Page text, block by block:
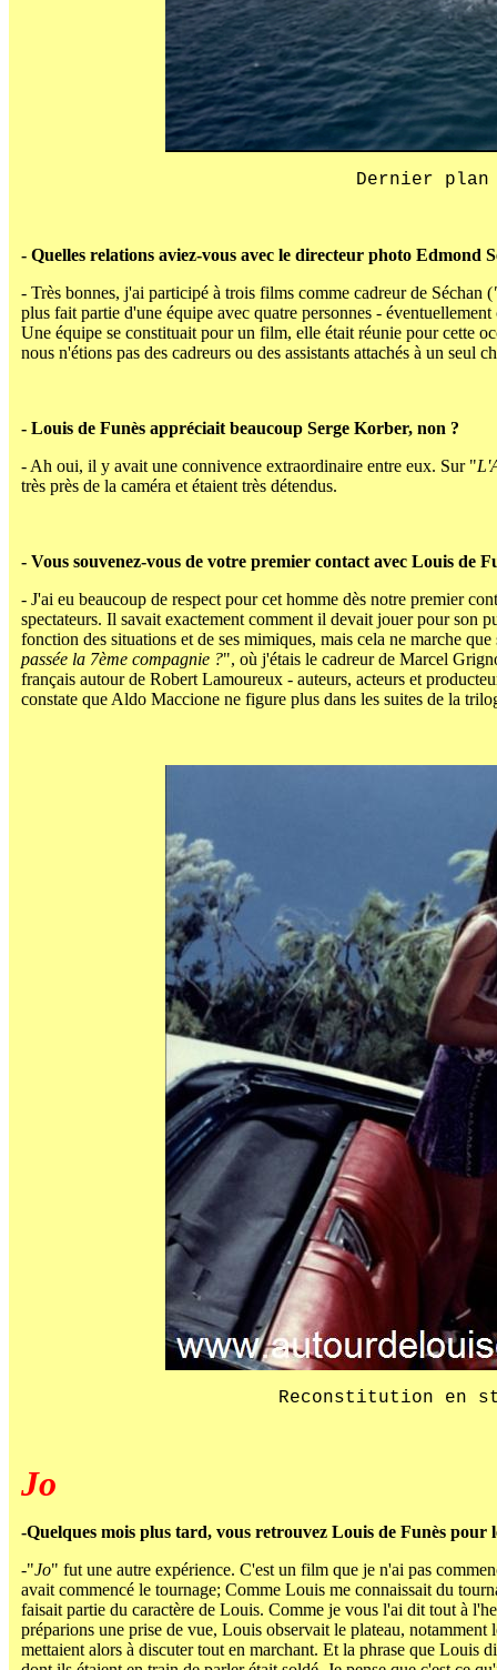
Dernier
- Quelles relations aviez-vous avec le directeur photo Edmond
- Très bonnes, j'ai participé à trois films comme cadreur de Séchan (
plus fait partie d'une équipe avec quatre personnes -
Une équipe se constituait pour un film, elle était réunie pour cette
nous n'étions pas des cadreurs ou des assistants attachés à un seul
- Louis de Funès appréciait beaucoup Serge Korber, non ?
- Ah oui, il y avait une connivence extraordinaire entre eux. Sur "
très près de la caméra et étaient très détendus.
- Vous souvenez-vous de votre premier contact avec Louis de
- J'ai eu beaucoup de respect pour cet homme dès notre premier
spectateurs. Il savait exactement comment il devait jouer pour son
fonction des situations et de ses mimiques, mais cela ne marche
passée la 7ème compagnie ?", où j'étais le cadreur de Marcel
français autour de Robert Lamoureux - auteurs, acteurs et
constate que Aldo Maccione ne figure plus dans les suites de la
Reconstitution en
Jo
-Quelques mois plus tard, vous retrouvez Louis de Funès pour
-"Jo" fut une autre expérience. C'est un film que je n'ai pas
avait commencé le tournage; Comme Louis me connaissait du
faisait partie du caractère de Louis. Comme je vous l'ai dit tout à
préparions une prise de vue, Louis observait le plateau,
mettaient alors à discuter tout en marchant. Et la phrase que Louis